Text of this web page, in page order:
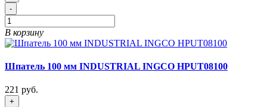
-
В корзину
Шпатель 100 мм INDUSTRIAL INGCO HPUT08100
221 руб.
+